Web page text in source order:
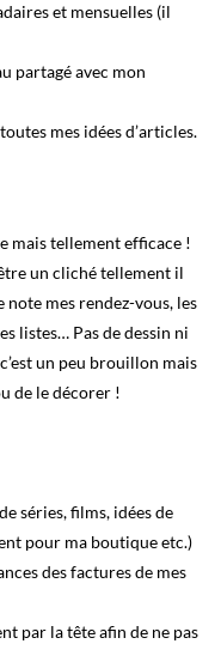
et mensuelles (il
partagé avec mon
mes idées d’articles.
mais tellement efficace !
un cliché tellement il
note mes rendez-vous, les
listes… Pas de dessin ni
un peu brouillon mais
de le décorer !
séries, films, idées de
pour ma boutique etc.)
des factures de mes
par la tête afin de ne pas